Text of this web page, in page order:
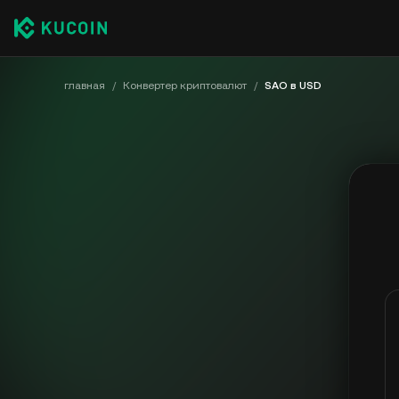
главная / Конвертер криптовалют / SAO в USD